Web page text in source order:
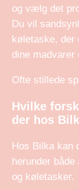
og vælg det
Du vil
køletaske, der
dine
Ofte stillede
Hvilke
der hos
Hos Bilka kan
herunder
og køletasker.